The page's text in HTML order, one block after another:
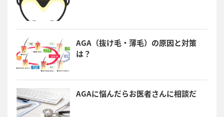
AGA（抜け毛・薄毛）の原因と対策
は？
AGAに悩んだらお医者さんに相談だ